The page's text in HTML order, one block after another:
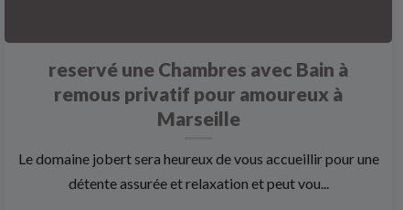
reservé une Chambres avec Bain à
remous privatif pour amoureux à
Marseille
Le domaine jobert sera heureux de vous accueillir pour une
détente assurée et relaxation et peut vou...